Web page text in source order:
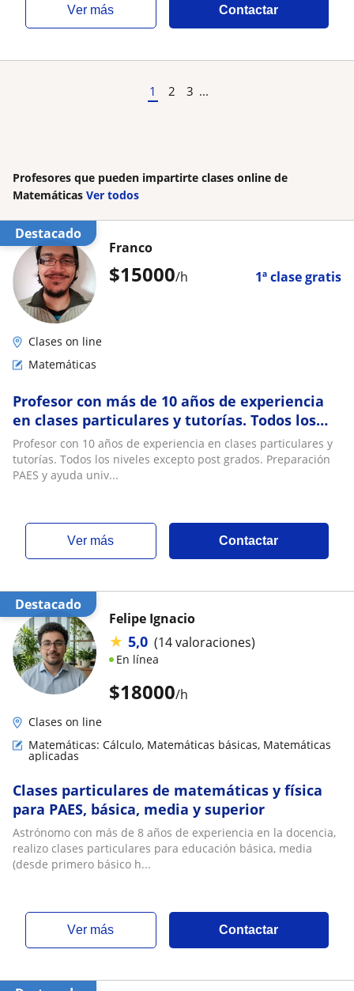
ver más Contactar
1 2 3 ...
Profesores que pueden impartirte clases online de
Matemáticas Ver todos
Destacado
$15000/h 1ª clase gratis
Franco
Clases on line
Matemáticas
Profesor con más de 10 años de experiencia
en clases particulares y tutorías. Todos los
niveles excepto post grados
Profesor con 10 años de experiencia en clases particulares y
tutorías. Todos los niveles excepto post grados. Preparación
PAES y ayuda univ...
ver más Contactar
Destacado
$18000/h
Felipe Ignacio
★ 5,0 (14 valoraciones)
En línea
Clases on line
Matemáticas: Cálculo, Matemáticas básicas, Matemáticas
aplicadas
Clases particulares de matemáticas y física
para PAES, básica, media y superior
Astrónomo con más de 8 años de experiencia en la docencia,
realizo clases particulares para educación básica, media
(desde primero básico h...
ver más Contactar